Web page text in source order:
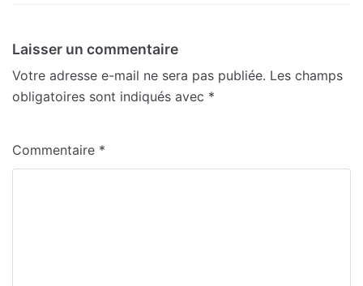
Laisser un commentaire
Votre adresse e-mail ne sera pas publiée. Les champs
obligatoires sont indiqués avec *
Commentaire *